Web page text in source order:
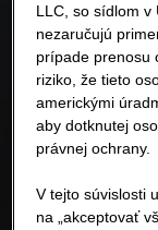
LLC, so sídlom v
nezaručujú
prípade prenosu
riziko, že tieto
americkými
aby dotknutej
právnej ochrany.
V tejto súvislosti
na „akceptovať